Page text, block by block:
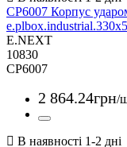
CP6007 Корпус
E.NEXT
10830
CP6007
2 864.24грн/